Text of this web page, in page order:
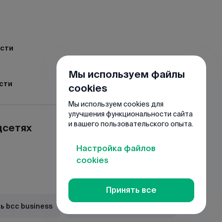
bcc business
Мы используем файлы
cookies
Мы используем cookies для
улучшения функциональности сайта
и вашего пользовательского опыта.
Настройка файлов
cookies
Принять все